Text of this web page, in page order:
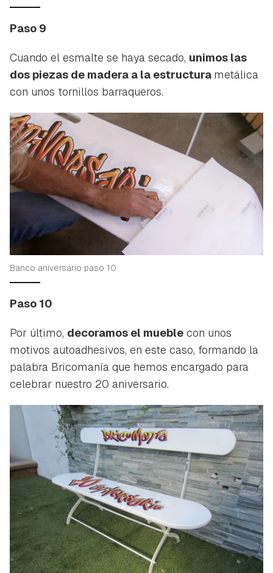
Paso 9
Cuando el esmalte se haya secado, unimos las
dos piezas de madera a la estructura metálica
con unos tornillos barraqueros.
Banco aniversario paso 10
Paso 10
Por último, decoramos el mueble con unos
motivos autoadhesivos, en este caso, formando la
palabra Bricomanía que hemos encargado para
celebrar nuestro 20 aniversario.